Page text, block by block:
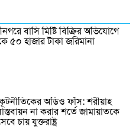
বাসি মিষ্টি বিক্রির অভিযোগে
৫০ হাজার টাকা জরিমানা
কূটনীতিকের অডিও ফাঁস: শরীয়াহ
না করার শর্তে জামায়াতকে
চায় যুক্তরাষ্ট্র